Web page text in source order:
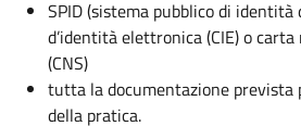
SPID (sistema pubblico di
d’identità elettronica (CIE) o
(CNS)
tutta la documentazione prevista
della pratica.